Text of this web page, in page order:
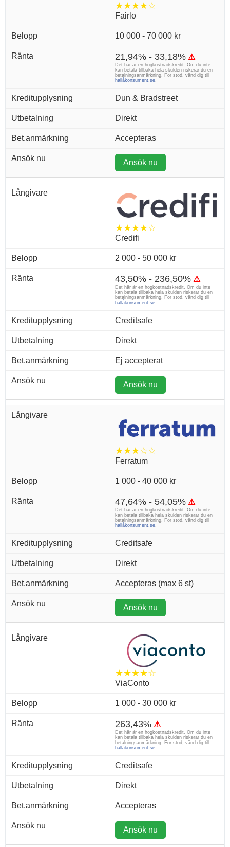
★★★★☆
Fairlo
10 000 - 70 000 kr
21,94% - 33,18% ⚠
Det här är en högkostnadskredit. Om du inte
kan betala tillbaka hela skulden riskerar du en
betalningsanmärkning. För stöd, vänd dig till
hallåkonsument.se.
Dun & Bradstreet
Direkt
Accepteras
Ansök nu
★★★★☆
Credifi
2 000 - 50 000 kr
43,50% - 236,50% ⚠
Det här är en högkostnadskredit. Om du inte
kan betala tillbaka hela skulden riskerar du en
betalningsanmärkning. För stöd, vänd dig till
hallåkonsument.se.
Creditsafe
Direkt
Ej accepterat
Ansök nu
★★★☆☆
Ferratum
1 000 - 40 000 kr
47,64% - 54,05% ⚠
Det här är en högkostnadskredit. Om du inte
kan betala tillbaka hela skulden riskerar du en
betalningsanmärkning. För stöd, vänd dig till
hallåkonsument.se
Creditsafe
Direkt
Accepteras (max 6 st)
Ansök nu
★★★★☆
ViaConto
1 000 - 30 000 kr
263,43% ⚠
Det här är en högkostnadskredit. Om du inte
kan betala tillbaka hela skulden riskerar du en
betalningsanmärkning. För stöd, vänd dig till
hallåkonsument.se.
Creditsafe
Direkt
Accepteras
Ansök nu